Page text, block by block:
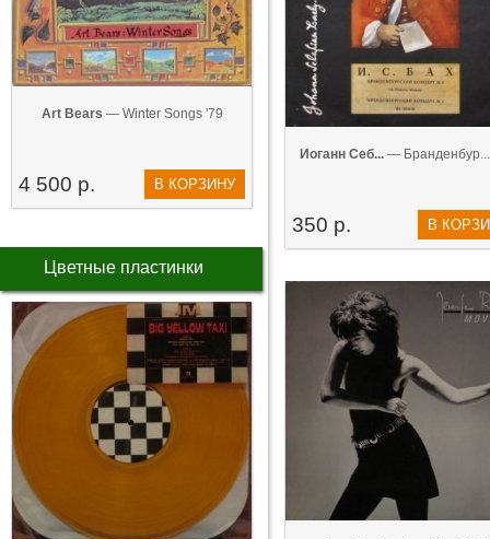
Art Bears — Winter Songs '79
4 500 р. В КОРЗИНУ
Цветные пластинки
Иоганн Себ... —
350 р. В